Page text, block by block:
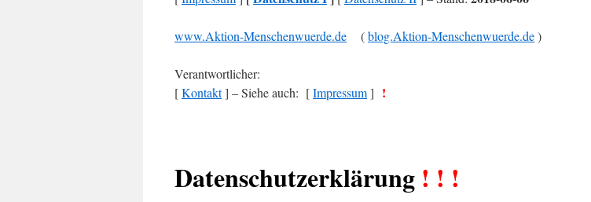
www.Aktion-Menschenwuerde.de (blog.Aktion-Menschenwuerde.de)
Verantwortlicher:
[Kontakt] – Siehe auch: [Impressum] !
Datenschutzerklärung ! ! !